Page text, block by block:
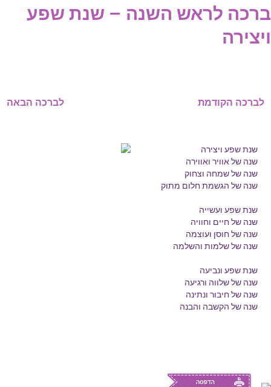
ברכה לראש השנה – שנת שפע
ויצירה
לברכה הבאה לברכה הקודמת
שנת שפע ויצירה
שנה של אוויר ואווירה
שנה של שמחה וצחוק
שנה של הגשמת חלום מתוק
שנת שפע ועשייה
שנה של חיים וחוויה
שנה של חוסן ועוצמה
שנה של שלמות והשלמה
שנת שפע ונביעה
שנה של שלווה ורגיעה
שנה של חיבור ונתינה
שנה של הקשבה והבנה